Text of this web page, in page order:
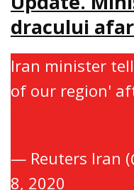
dracului
Iran minister
of our region'
— Reuters Iran
8, 2020